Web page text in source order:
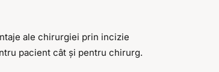
ale chirurgiei prin incizie
pacient cât și pentru chirurg.